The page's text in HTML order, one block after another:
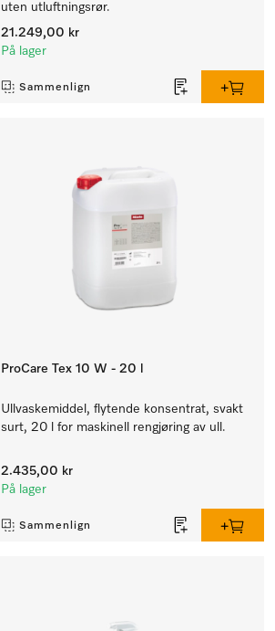
uten utluftningsrør.
21.249,00 kr
På lager
Sammenlign
ProCare Tex 10 W - 20 l
Ullvaskemiddel, flytende konsentrat, svakt
surt, 20 l for maskinell rengjøring av ull.
2.435,00 kr
På lager
Sammenlign